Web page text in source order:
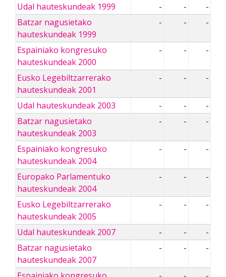
Udal hauteskundeak 1999 - -
-
Batzar nagusietako
hauteskundeak 1999
- - -
Espainiako kongresuko
hauteskundeak 2000
- - -
Eusko Legebiltzarrerako
hauteskundeak 2001
- - -
Udal hauteskundeak 2003 - -
-
Batzar nagusietako
hauteskundeak 2003
- - -
Espainiako kongresuko
hauteskundeak 2004
- - -
Europako Parlamentuko
hauteskundeak 2004
- - -
Eusko Legebiltzarrerako
hauteskundeak 2005
- - -
Udal hauteskundeak 2007 - -
-
Batzar nagusietako
hauteskundeak 2007
- - -